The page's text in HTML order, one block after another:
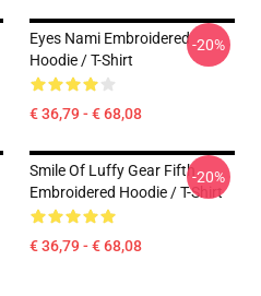
Eyes Nami Embroidered
Hoodie / T-Shirt
€ 36,79 - € 68,08
-20%
Smile Of Luffy Gear Fifth
Embroidered Hoodie / T-Shirt
€ 36,79 - € 68,08
-20%